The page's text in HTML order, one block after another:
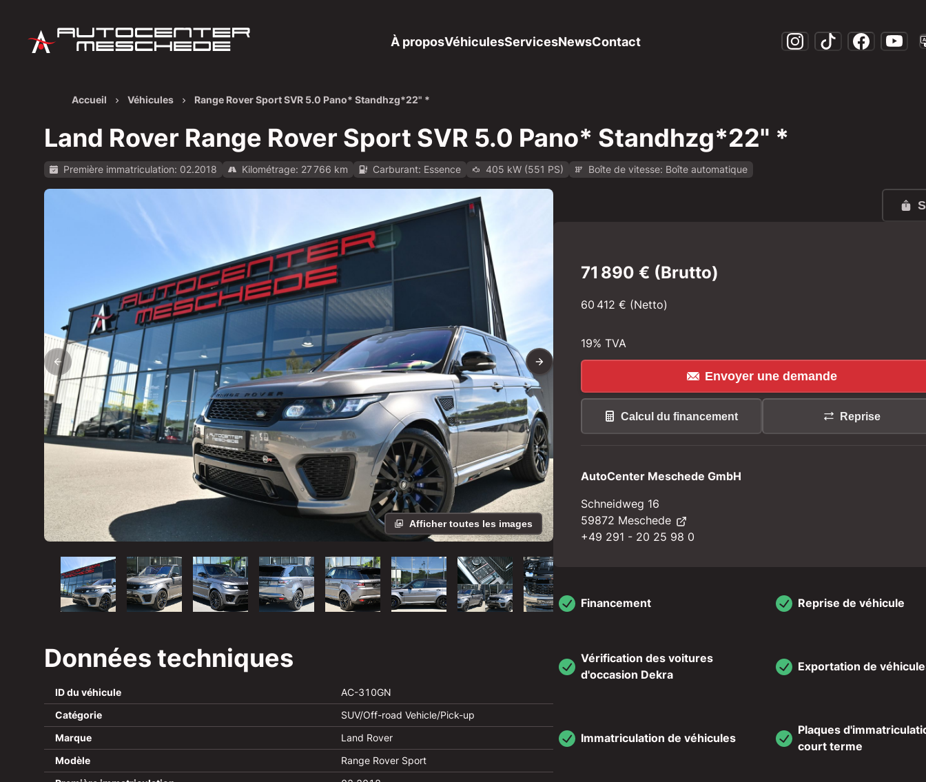
À proposVéhiculesServicesNewsContact
Accueil Véhicules Range Rover Sport SVR 5.0 Pano* Standhzg*22" *
Land Rover Range Rover Sport SVR 5.0 Pano* Standhzg*22" *
Première immatriculation: 02.2018 Kilométrage: 27 766 km Carburant: Essence 405 kW (551 PS) Boîte de vitesse: Boîte automatique
Afficher toutes les images: https://img.classistatic.de/api/v1/mo-prod/images/96/96f13fd2-3751-4655-9999-1662bd09bd03?rule=mo-1600.jpg
Afficher toutes les images
Données techniques
ID du véhicule
AC-310GN
Catégorie
SUV/Off-road Vehicle/Pick-up
Marque
Land Rover
Modèle
Range Rover Sport
71 890 € (Brutto)
60 412 € (Netto)
19%TVA
Envoyer une demande
Calcul du financement Reprise
AutoCenter Meschede GmbH
Schneidweg 16
59872 Meschede
+49 291 - 20 25 98 0
Financement Reprise de véhicule
Vérification des voitures
d'occasion Dekra
Exportation de
Immatriculation de véhicules
Plaques
court terme